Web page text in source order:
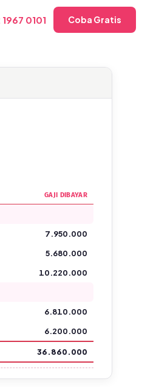
0101 Coba Gratis
GAJI DIBAYAR
7.950.000
5.680.000
10.220.000
6.810.000
6.200.000
36.860.000